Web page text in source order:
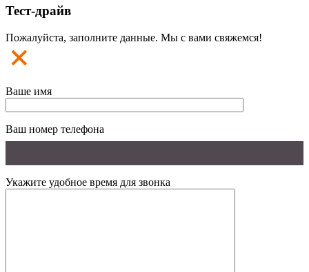
Тест-драйв
Пожалуйста, заполните данные. Мы с вами свяжемся!
Ваше имя
Ваш номер телефона
Укажите удобное время для звонка